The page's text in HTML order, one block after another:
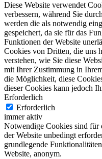
Diese Website verwendet
verbessern, während Sie
werden die als notwendig
gespeichert, da sie für das
Funktionen der Website
Cookies von Dritten, die uns
verstehen, wie Sie diese
mit Ihrer Zustimmung in
die Möglichkeit, diese
dieser Cookies kann jedoch
Erforderlich
Erforderlich
immer aktiv
Notwendige Cookies sind für
der Website unbedingt
grundlegende
Website, anonym.